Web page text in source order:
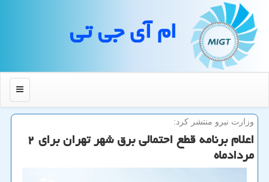
ام آی جی تی
منو
وزارت نیرو منتشر كرد:
اعلام برنامه قطع احتمالی برق شهر تهران برای ۲
مردادماه